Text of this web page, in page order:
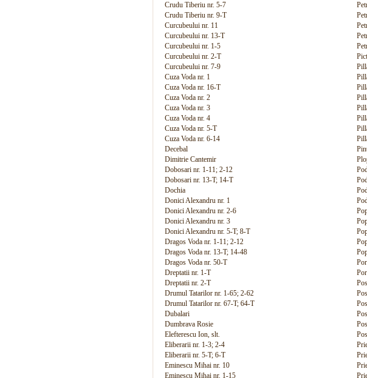
Crudu Tiberiu nr. 5-7
Crudu Tiberiu nr. 9-T
Curcubeului nr. 11
Curcubeului nr. 13-T
Curcubeului nr. 1-5
Curcubeului nr. 2-T
Curcubeului nr. 7-9
Cuza Voda nr. 1
Cuza Voda nr. 16-T
Cuza Voda nr. 2
Cuza Voda nr. 3
Cuza Voda nr. 4
Cuza Voda nr. 5-T
Cuza Voda nr. 6-14
Decebal
Dimitrie Cantemir
Dobosari nr. 1-11; 2-12
Dobosari nr. 13-T; 14-T
Dochia
Donici Alexandru nr. 1
Donici Alexandru nr. 2-6
Donici Alexandru nr. 3
Donici Alexandru nr. 5-T; 8-T
Dragos Voda nr. 1-11; 2-12
Dragos Voda nr. 13-T; 14-48
Dragos Voda nr. 50-T
Dreptatii nr. 1-T
Dreptatii nr. 2-T
Drumul Tatarilor nr. 1-65; 2-62
Drumul Tatarilor nr. 67-T; 64-T
Dubalari
Dumbrava Rosie
Elefterescu Ion, slt.
Eliberarii nr. 1-3; 2-4
Eliberarii nr. 5-T; 6-T
Eminescu Mihai nr. 10
Eminescu Mihai nr. 1-15